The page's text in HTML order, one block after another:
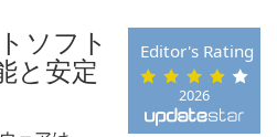
2026
Editor's Rating
ソフト
と安定